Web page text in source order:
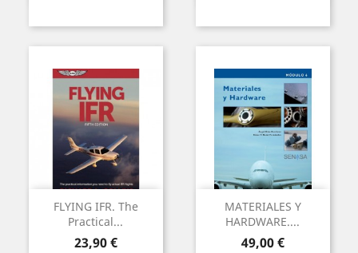
FLYING IFR. The
Practical...
Preu
23,90 €
MATERIALES Y
HARDWARE....
Preu
49,00 €